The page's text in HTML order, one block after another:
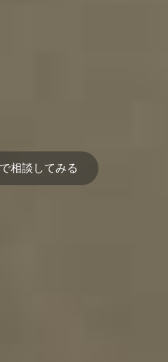
相談してみる